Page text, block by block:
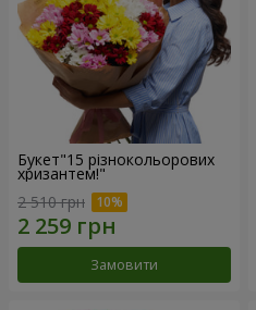
Букет"15 різнокольорових
хризантем!"
2 510 грн
Замовити